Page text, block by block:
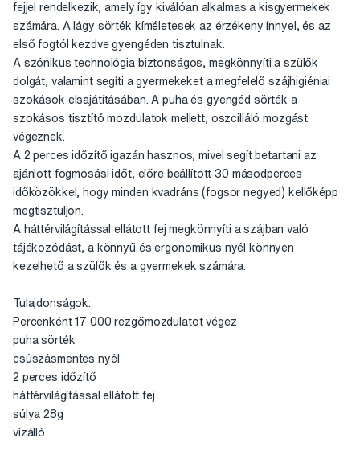
fejjel rendelkezik, amely így kiválóan alkalmas a kisgyermekek
számára. A lágy sörték kíméletesek az érzékeny ínnyel, és az
első fogtól kezdve gyengéden tisztulnak.
A szónikus technológia biztonságos, megkönnyíti a szülők
dolgát, valamint segíti a gyermekeket a megfelelő szájhigiéniai
szokások elsajátításában. A puha és gyengéd sörték a
szokásos tisztító mozdulatok mellett, oszcilláló mozgást
végeznek.
A 2 perces időzítő igazán hasznos, mivel segít betartani az
ajánlott fogmosási időt, előre beállított 30 másodperces
időközökkel, hogy minden kvadráns (fogsor negyed) kellőképp
megtisztuljon.
A háttérvilágítással ellátott fej megkönnyíti a szájban való
tájékozódást, a könnyű és ergonomikus nyél könnyen
kezelhető a szülők és a gyermekek számára.
Tulajdonságok:
Percenként 17 000 rezgőmozdulatot végez
puha sörték
csúszásmentes nyél
2 perces időzítő
háttérvilágítással ellátott fej
súlya 28g
vízálló